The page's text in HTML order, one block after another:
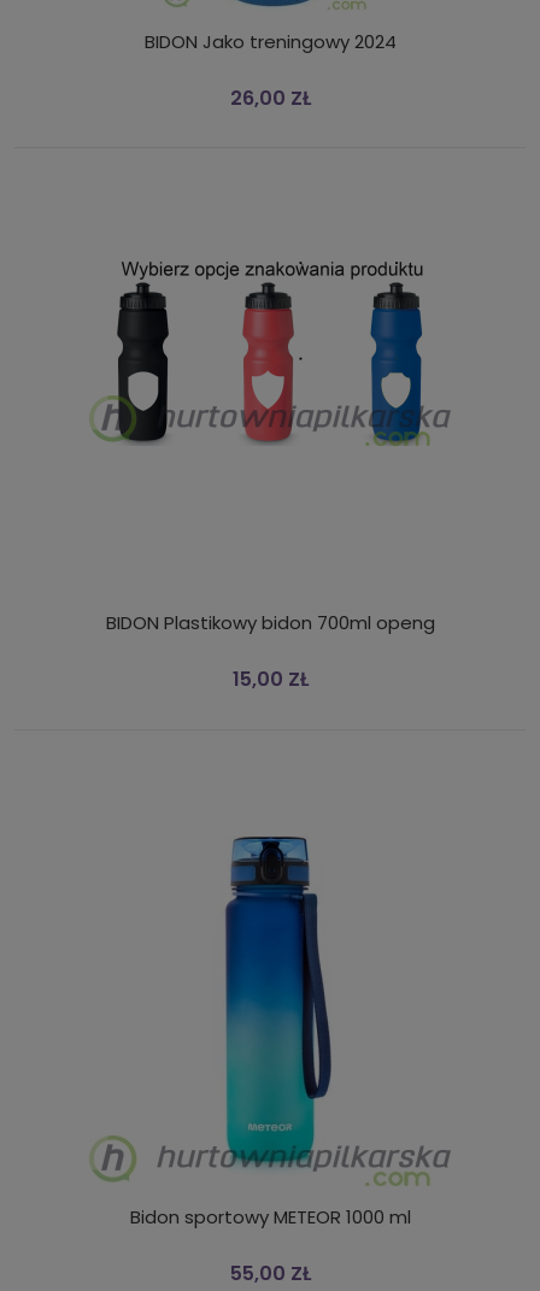
BIDON Jako treningowy 2024
26,00 ZŁ
BIDON Plastikowy bidon 700ml openg
15,00 ZŁ
Bidon sportowy METEOR 1000 ml
55,00 ZŁ